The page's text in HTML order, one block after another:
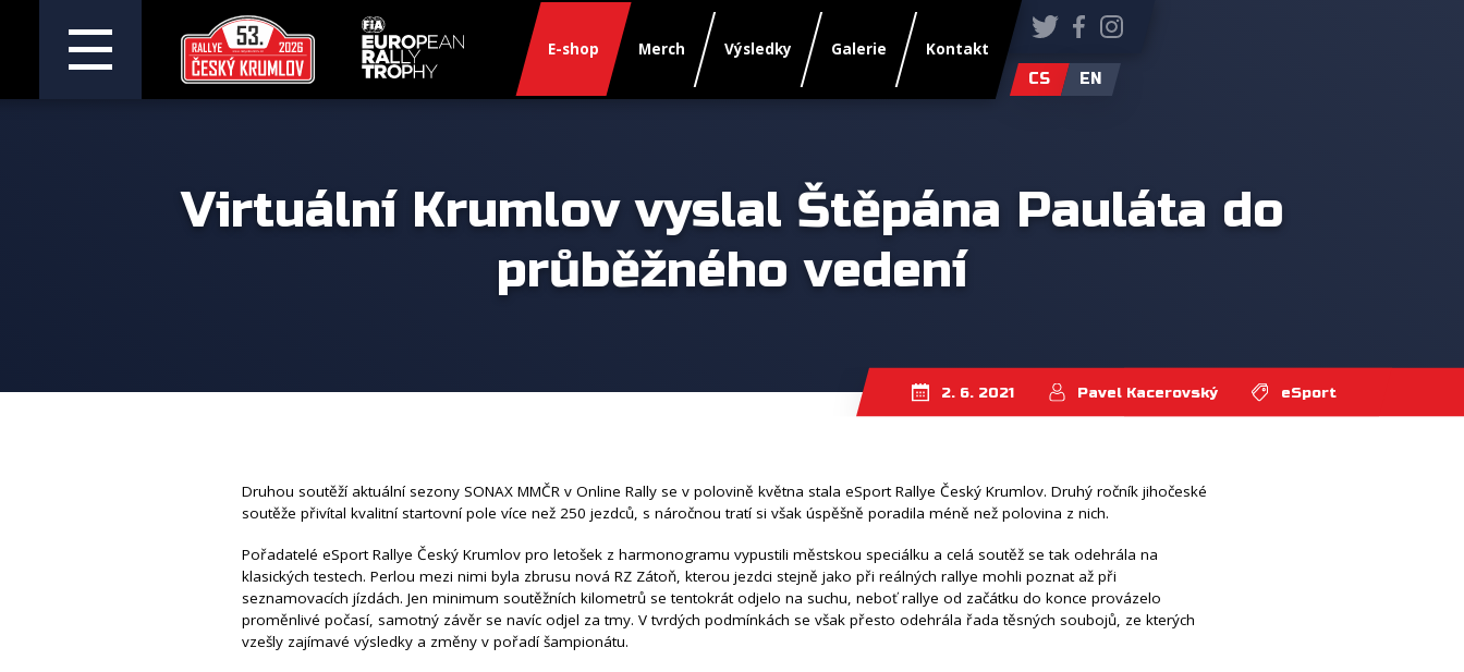
E-shop Merch Výsledky Galerie Kontakt
CS EN
Virtuální Krumlov vyslal Štěpána Pauláta do
průběžného vedení
2. 6. 2021 Pavel Kacerovský eSport
Druhou soutěží aktuální sezony SONAX MMČR v Online Rally se v polovině května stala eSport Rallye Český Krumlov. Druhý ročník jihočeské
soutěže přivítal kvalitní startovní pole více než 250 jezdců, s náročnou tratí si však úspěšně poradila méně než polovina z nich.
Pořadatelé eSport Rallye Český Krumlov pro letošek z harmonogramu vypustili městskou speciálku a celá soutěž se tak odehrála na
klasických testech. Perlou mezi nimi byla zbrusu nová RZ Zátoň, kterou jezdci stejně jako při reálných rallye mohli poznat až při
seznamovacích jízdách. Jen minimum soutěžních kilometrů se tentokrát odjelo na suchu, neboť rallye od začátku do konce provázelo
proměnlivé počasí, samotný závěr se navíc odjel za tmy. V tvrdých podmínkách se však přesto odehrála řada těsných soubojů, ze kterých
vzešly zajímavé výsledky a změny v pořadí šampionátu.